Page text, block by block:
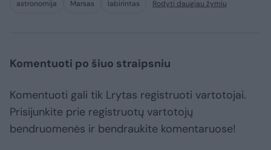
astronomija Marsas labirintas Rodyti daugiau žymių
Komentuoti po šiuo straipsniu
Komentuoti gali tik Lrytas registruoti vartotojai.
Prisijunkite prie registruotų vartotojų
bendruomenės ir bendraukite komentaruose!